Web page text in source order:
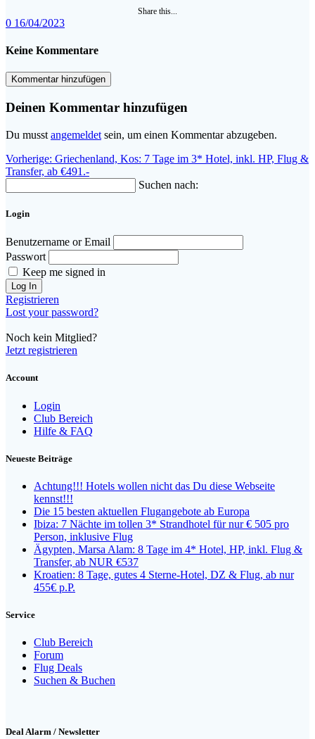
Share this...
0 16/04/2023
Keine Kommentare
Kommentar hinzufügen
Deinen Kommentar hinzufügen
Du musst angemeldet sein, um einen Kommentar abzugeben.
Beitragsnavigation
Vorherige: Vorheriger
Beitrag:
Griechenland, Kos: 7 Tage im 3* Hotel, inkl. HP, Flug &
Transfer, ab €491.-
Suchen nach:
Login
Benutzername or Email
Passwort
Keep me signed in
Registrieren
Lost your password?
Noch kein Mitglied?
Jetzt registrieren
Account
Login
Club Bereich
Hilfe & FAQ
Neueste Beiträge
Achtung!!! Hotels wollen nicht das Du diese Webseite
kennst!!!
Die 15 besten aktuellen Flugangebote ab Europa
Ibiza: 7 Nächte im tollen 3* Strandhotel für nur € 505 pro
Person, inklusive Flug
Ägypten, Marsa Alam: 8 Tage im 4* Hotel, HP, inkl. Flug &
Transfer, ab NUR €537
Kroatien: 8 Tage, gutes 4 Sterne-Hotel, DZ & Flug, ab nur
455€ p.P.
Service
Club Bereich
Forum
Flug Deals
Suchen & Buchen
Deal Alarm / Newsletter